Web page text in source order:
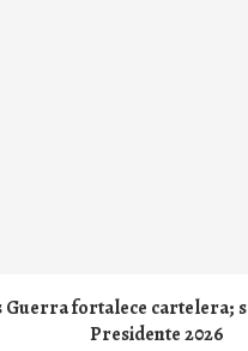
Guerra fortalece cartelera;
Presidente 2026